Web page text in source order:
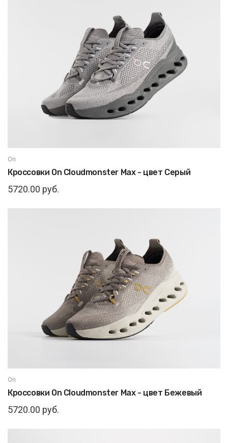
On
Кроссовки On Cloudmonster Max - цвет Серый
5720.00 руб.
On
Кроссовки On Cloudmonster Max - цвет Бежевый
5720.00 руб.